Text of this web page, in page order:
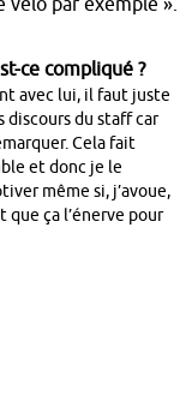
vélo par exemple ».
ce compliqué ?
avec lui, il faut juste
discours du staff car
Cela fait
et donc je le
même si, j’avoue,
que ça l’énerve pour